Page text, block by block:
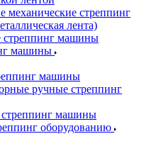
механические стреппинг
лента)
стреппинг машины
машины
машины
ручные стреппинг
машины
оборудованию